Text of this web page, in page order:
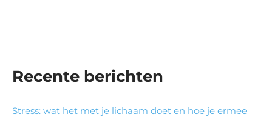
Recente berichten
Stress: wat het met je lichaam doet en hoe je ermee